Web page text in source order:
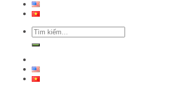
Tìm
kiếm: